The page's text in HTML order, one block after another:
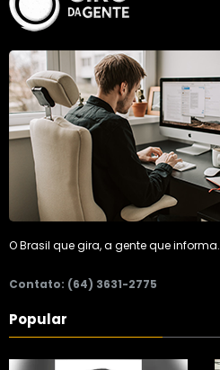
O Brasil que gira, a gente que informa.
Contato: (64) 3631-2775
Popular